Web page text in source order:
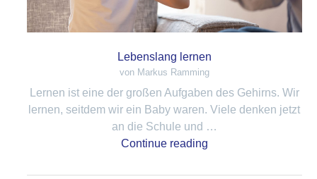
Lebenslang lernen
von Markus Ramming
Lernen ist eine der großen Aufgaben des Gehirns. Wir
lernen, seitdem wir ein Baby waren. Viele denken jetzt
an die Schule und …
Continue reading